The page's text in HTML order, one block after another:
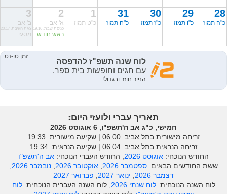
28
כ"ה תמוז
29
כ"ו תמוז
30
כ"ז תמוז
31
כ"ח תמוז
1
כ"ט תמוז
2
א' אב
כניסת שבת: 19:16
ראש חודש
3
ב' אב
צאת השבת: 20:17
מסעי
תאריך עברי ולועזי היום:
חמישי, כ"ג אב ה'תשפ"ו, 6 אוגוסט 2026
זריחה מישורית בתל אביב: ‎06:00 | שקיעה מישורית: 19:33
זריחה הנראית בתל אביב: ‎06:04 | שקיעה הנראית: 19:34
החודש הנוכחי: אוגוסט 2026 , החודש העברי הנוכחי: אב ה'תשפ"ו
ששת החודשים הבאים:ספטמבר 2026 ,אוקטובר 2026 ,נובמבר 2026
,
דצמבר 2026
, ינואר 2027 , פברואר 2027
לוח השנה הנוכחית:לוח שנתי 2026 , לוח השנה העברית הנוכחית:לוח